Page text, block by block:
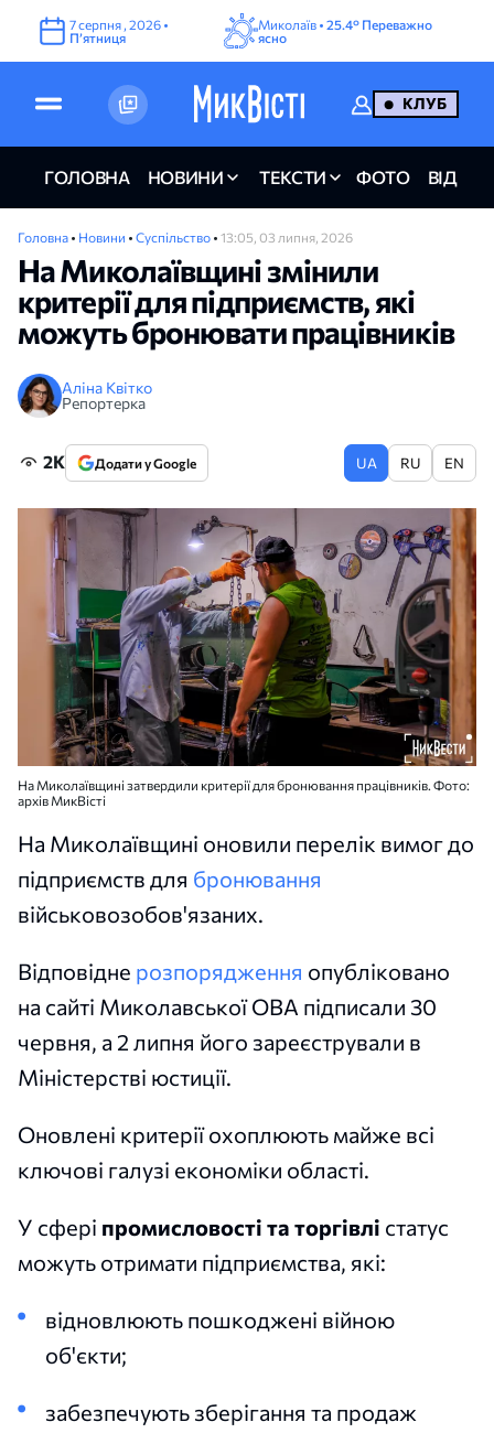
7серпня ,2026 •
Пʼятниця
Миколаїв •25.4° Переважно
ясно
КЛУБ
ГОЛОВНА НОВИНИ ТЕКСТИ ФОТО ВІДЕО
Головна • Новини • Суспільство • 13:05, 03 липня, 2026
На Миколаївщині змінили
критерії для підприємств, які
можуть бронювати працівників
Аліна Квітко
Репортерка
2K Додати у Google UA RU EN
На Миколаївщині затвердили критерії для бронювання працівників. Фото:
архів МикВісті
На Миколаївщині оновили перелік вимог до
підприємств для бронювання
військовозобов'язаних.
Відповідне розпорядження опубліковано
на сайті Миколавської ОВА підписали 30
червня, а 2 липня його зареєстрували в
Міністерстві юстиції.
Оновлені критерії охоплюють майже всі
ключові галузі економіки області.
У сфері промисловості та торгівлі статус
можуть отримати підприємства, які:
відновлюють пошкоджені війною
об'єкти;
забезпечують зберігання та продаж